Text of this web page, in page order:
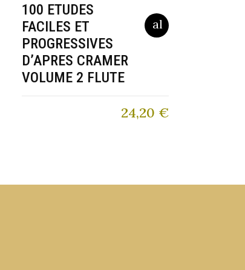
100 ETUDES
FACILES ET
PROGRESSIVES
D’APRES CRAMER
VOLUME 2 FLUTE
24,20 €